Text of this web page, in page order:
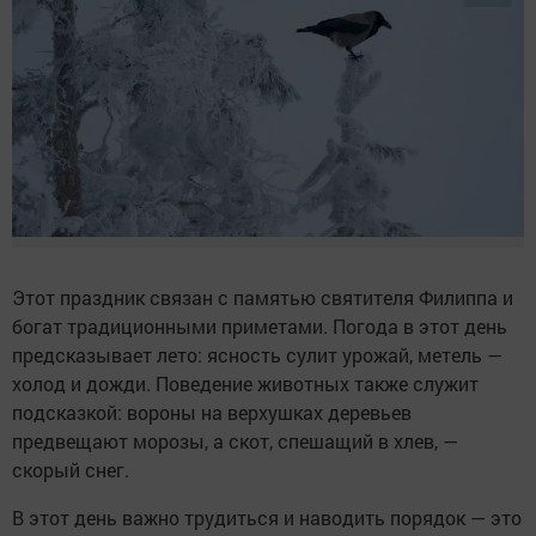
Этот праздник связан с памятью святителя Филиппа и
богат традиционными приметами. Погода в этот день
предсказывает лето: ясность сулит урожай, метель —
холод и дожди. Поведение животных также служит
подсказкой: вороны на верхушках деревьев
предвещают морозы, а скот, спешащий в хлев, —
скорый снег.
В этот день важно трудиться и наводить порядок — это